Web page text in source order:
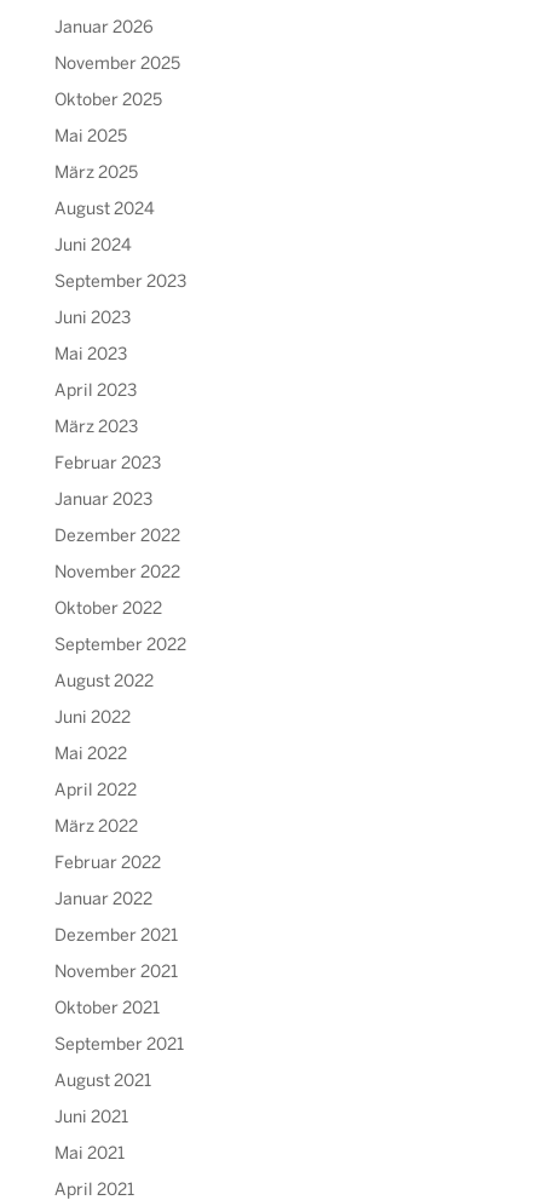
Januar 2026
November 2025
Oktober 2025
Mai 2025
März 2025
August 2024
Juni 2024
September 2023
Juni 2023
Mai 2023
April 2023
März 2023
Februar 2023
Januar 2023
Dezember 2022
November 2022
Oktober 2022
September 2022
August 2022
Juni 2022
Mai 2022
April 2022
März 2022
Februar 2022
Januar 2022
Dezember 2021
November 2021
Oktober 2021
September 2021
August 2021
Juni 2021
Mai 2021
April 2021